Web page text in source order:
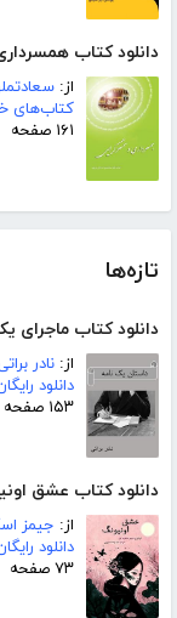
دانلود کتاب
از:
کتاب‌های
۱۶۱ صفحه
تازه‌ها
دانلود کتاب ماجرای
از: نادر
دانلود
۱۵۳ صفحه
دانلود کتاب عشق
از: جیمز
دانلود
۷۳ صفحه